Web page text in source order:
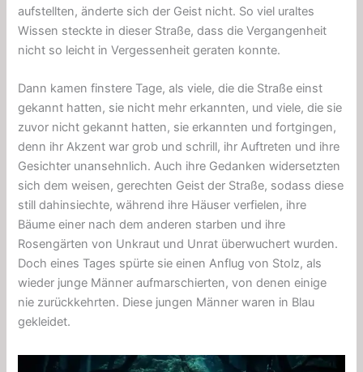
aufstellten, änderte sich der Geist nicht. So viel uraltes
Wissen steckte in dieser Straße, dass die Vergangenheit
nicht so leicht in Vergessenheit geraten konnte.
Dann kamen finstere Tage, als viele, die die Straße einst
gekannt hatten, sie nicht mehr erkannten, und viele, die sie
zuvor nicht gekannt hatten, sie erkannten und fortgingen,
denn ihr Akzent war grob und schrill, ihr Auftreten und ihre
Gesichter unansehnlich. Auch ihre Gedanken widersetzten
sich dem weisen, gerechten Geist der Straße, sodass diese
still dahinsiechte, während ihre Häuser verfielen, ihre
Bäume einer nach dem anderen starben und ihre
Rosengärten von Unkraut und Unrat überwuchert wurden.
Doch eines Tages spürte sie einen Anflug von Stolz, als
wieder junge Männer aufmarschierten, von denen einige
nie zurückkehrten. Diese jungen Männer waren in Blau
gekleidet.